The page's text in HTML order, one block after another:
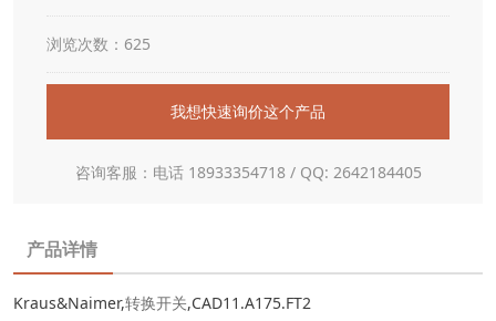
浏览次数：625
我想快速询价这个产品
咨询客服：电话 18933354718 / QQ: 2642184405
产品详情
Kraus&Naimer,转换开关,CAD11.A175.FT2